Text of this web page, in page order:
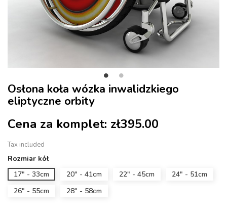
Osłona koła wózka inwalidzkiego
eliptyczne orbity
Cena za komplet: zł395.00
Tax included
Rozmiar kół
17" - 33cm
20" - 41cm 22" - 45cm
24" - 51cm
26" - 55cm
28" - 58cm